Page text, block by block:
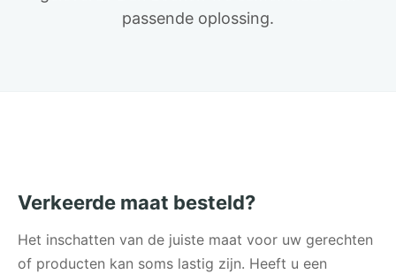
passende oplossing.
Verkeerde maat besteld?
Het inschatten van de juiste maat voor uw gerechten
of producten kan soms lastig zijn. Heeft u een